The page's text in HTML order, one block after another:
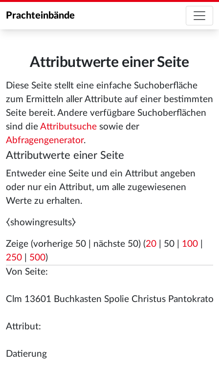
Prachteinbände
Attributwerte einer Seite
Diese Seite stellt eine einfache Suchoberfläche
zum Ermitteln aller Attribute auf einer bestimmten
Seite bereit. Andere verfügbare Suchoberflächen
sind die Attributsuche sowie der
Abfragengenerator.
Attributwerte einer Seite
Entweder eine Seite und ein Attribut angeben
oder nur ein Attribut, um alle zugewiesenen
Werte zu erhalten.
⧼showingresults⧽
Zeige (vorherige 50 nächste 50) (20 50 100
250
500)
Von Seite:
Attribut: